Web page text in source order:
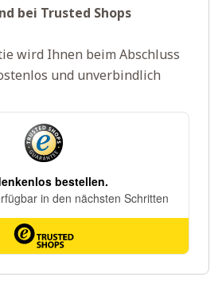
bei Trusted Shops
wird Ihnen beim Abschluss
und unverbindlich